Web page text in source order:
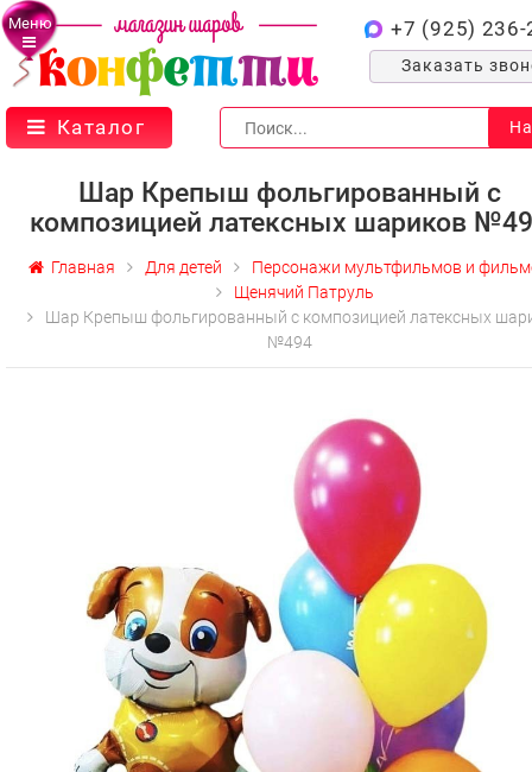
Меню +7 (925) 236-
Заказать
Каталог
Шар Крепыш фольгированный с
композицией латексных шариков
Главная Для детей
Персонажи мультфильмов и
Щенячий Патруль
Шар Крепыш фольгированный с композицией латексных
№494